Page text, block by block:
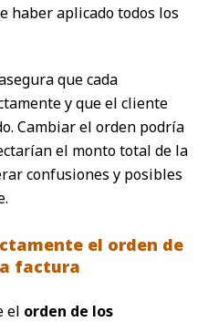
haber aplicado todos los
que cada
y que el cliente
Cambiar el orden podría
el monto total de la
confusiones y posibles
el orden de
factura
el orden de los